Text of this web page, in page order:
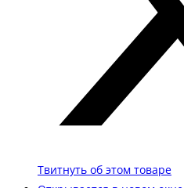
Твитнуть об этом товаре